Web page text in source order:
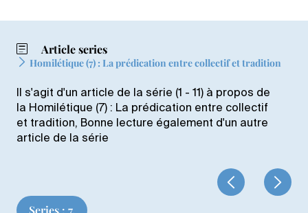
Article series
Homilétique (7) : La prédication entre collectif et tradition
Il s'agit d'un article de la série (1 - 11) à propos de
la Homilétique (7) : La prédication entre collectif
et tradition, Bonne lecture également d'un autre
article de la série
Series : 7.